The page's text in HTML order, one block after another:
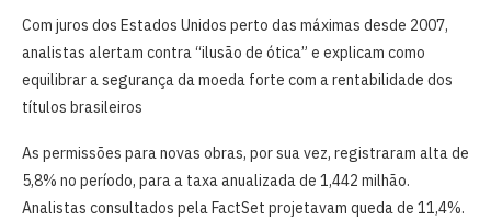
Com juros dos Estados Unidos perto das máximas desde 2007,
analistas alertam contra “ilusão de ótica” e explicam como
equilibrar a segurança da moeda forte com a rentabilidade dos
títulos brasileiros
As permissões para novas obras, por sua vez, registraram alta de
5,8% no período, para a taxa anualizada de 1,442 milhão.
Analistas consultados pela FactSet projetavam queda de 11,4%.